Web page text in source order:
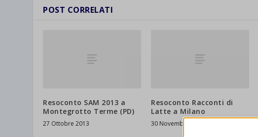
POST CORRELATI
Resoconto SAM 2013 a
Montegrotto Terme (PD)
27 Ottobre 2013
Resoconto Racconti di
Latte a Milano
30 Novembre 2013